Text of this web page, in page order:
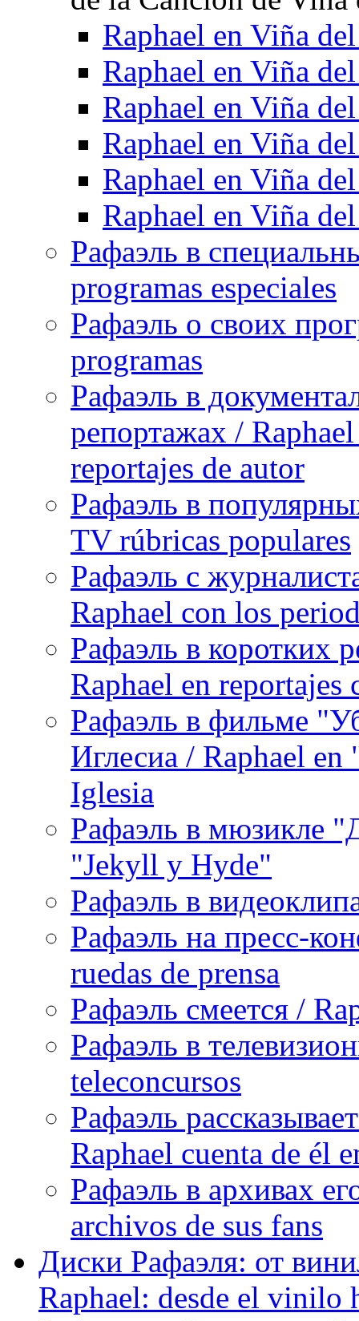
Raphael en Viña
Raphael en Viña
Raphael en Viña
Raphael en Viña
Raphael en Viña
Raphael en Viña
Рафаэль в
programas especiales
Рафаэль о своих
programas
Рафаэль в
репортажах /
reportajes de autor
Рафаэль в
TV rúbricas populares
Рафаэль с
Raphael con los
Рафаэль в коротких
Raphael en reportajes
Рафаэль в фильме
Иглесиа / Raphael
Iglesia
Рафаэль в мюзикле
"Jekyll y Hyde"
Рафаэль в
Рафаэль на пресс-
ruedas de prensa
Рафаэль смеется /
Рафаэль в
teleconcursos
Рафаэль
Raphael cuenta de él
Рафаэль в архивах
archivos de sus fans
Диски Рафаэля: от
Raphael: desde el vinilo